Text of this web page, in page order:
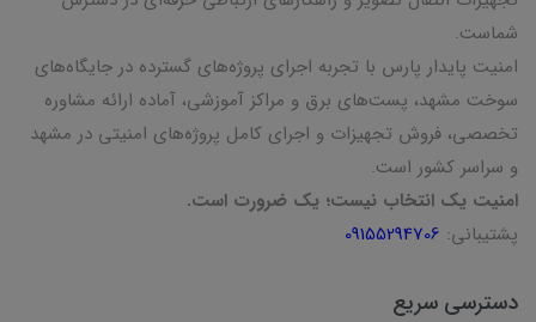
شماست.
امنیت پایدار پارس با تجربه اجرای پروژه‌های گسترده در جایگاه‌های
سوخت مشهد، پست‌های برق و مراکز آموزشی، آماده ارائه مشاوره
تخصصی، فروش تجهیزات و اجرای کامل پروژه‌های امنیتی در مشهد
و سراسر کشور است.
امنیت یک انتخاب نیست؛ یک ضرورت است.
پشتیبانی: 09155294706
دسترسی سریع